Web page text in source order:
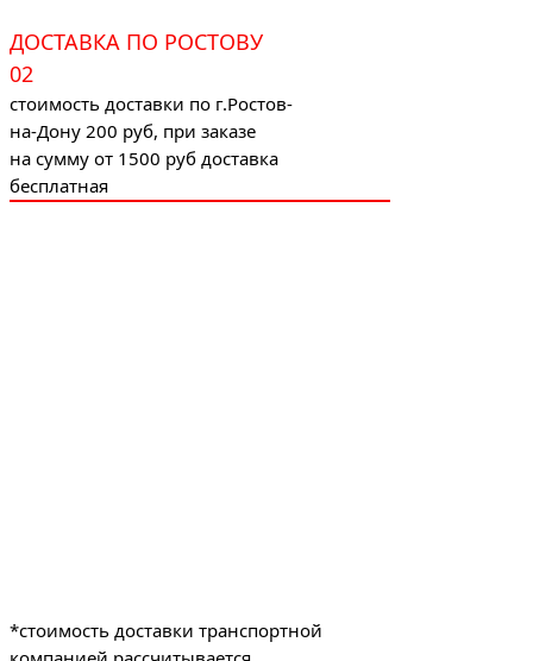
ДОСТАВКА ПО РОСТОВУ
02
стоимость доставки по г.Ростов-
на-Дону 200 руб, при заказе
на сумму от 1500 руб доставка
бесплатная
*стоимость доставки транспортной